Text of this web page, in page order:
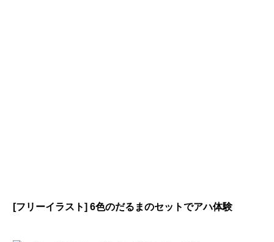
[フリーイラスト] 6色のだるまのセットでアハ体験